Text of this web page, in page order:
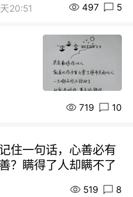
20:51 497 5
719 10
住一句话，心善必有
？瞒得了人却瞒不了
519 8